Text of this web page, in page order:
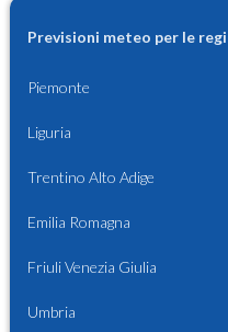
Previsioni meteo per le
Piemonte
Liguria
Trentino Alto Adige
Emilia Romagna
Friuli Venezia Giulia
Umbria